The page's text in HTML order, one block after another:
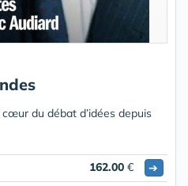
du débat d’idées depuis
162.00 € ➔